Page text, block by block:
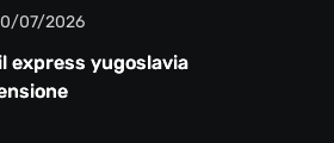
07/2026
express yugoslavia